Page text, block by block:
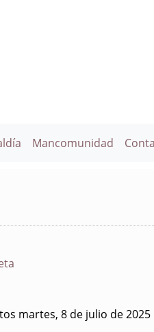
Mancomunidad
martes, 8 de julio de 2025